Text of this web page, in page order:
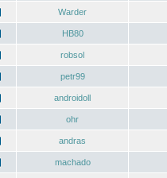
Warder
HB80
robsol
petr99
androidoll
ohr
andras
machado